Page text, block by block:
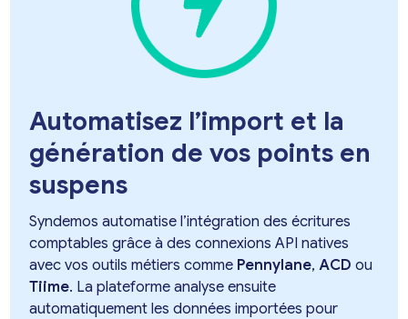
Automatisez l’import et la
génération de vos points en
suspens
Syndemos automatise l’intégration des écritures
comptables grâce à des connexions API natives
avec vos outils métiers comme Pennylane, ACD ou
Tiime. La plateforme analyse ensuite
automatiquement les données importées pour